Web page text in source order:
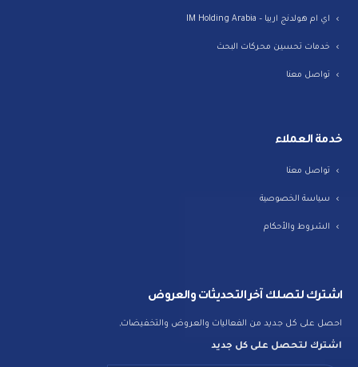
اي ام هولدنج اربيا – IM Holding Arabia
خدمات تحسين محركات البحث
تواصل معنا
خدمة العملاء
تواصل معنا
سياسة الخصوصية
الشروط والأحكام
اشترك لتصلك آخر التحديثات والعروض
احصل على كل جديد من الفعاليات والعروض والتخفيضات,
اشترك لتحصل على كل جديد